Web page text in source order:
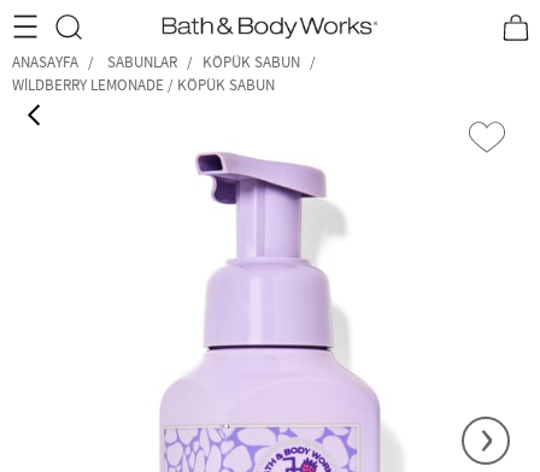
•2200₺ ve Üzeri Kargo Ücretsiz!• *Promosyon Detayları
ANASAYFA SABUNLAR
KÖPÜK SABUN
WILDBERRY LEMONADE / KÖPÜK SABUN
›